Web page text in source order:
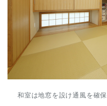
和室は地窓を設け通風を確保